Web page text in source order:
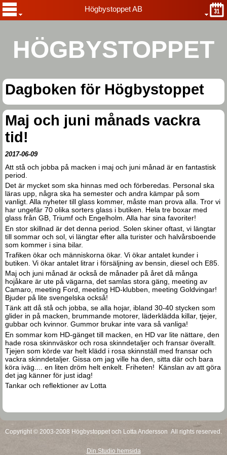
HÖGBYSTOPPET
Högbystoppet AB
Dagboken för Högbystoppet
Maj och juni månads vackra
tid!
2017-06-09
Att stå och jobba på macken i maj och juni månad är en fantastisk
period.
Det är mycket som ska hinnas med och förberedas. Personal ska
läras upp, några ska ha semester och andra kämpar på som
vanligt. Alla nyheter till glass kommer, måste man prova alla. Tror vi
har ungefär 70 olika sorters glass i butiken. Hela tre boxar med
glass från GB, Triumf och Engelholm. Alla har sina favoriter!
En stor skillnad är det denna period. Solen skiner oftast, vi längtar
till sommar och sol, vi längtar efter alla turister och halvårsboende
som kommer i sina bilar.
Trafiken ökar och människorna ökar. Vi ökar antalet kunder i
butiken. Vi ökar antalet litrar i försäljning av bensin, diesel och E85.
Maj och juni månad är också de månader på året då många
hojåkare är ute på vägarna, det samlas stora gäng, meeting av
Camaro, meeting Ford, meeting HD-klubben, meeting Goldvingar!
Bjuder på lite svengelska också!
Tänk att då stå och jobba, se alla hojar, ibland 30-40 stycken som
glider in på macken, brummande motorer, läderklädda killar, tjejer,
gubbar och kvinnor. Gummor brukar inte vara så vanliga!
En sommar kom HD-gänget till macken, en HD var lite nättare, den
hade rosa skinnväskor och rosa skinndetaljer och fransar överallt.
Tjejen som körde var helt klädd i rosa skinnställ med fransar och
vackra skinndetaljer. Gissa om jag ville ha den, sitta där och bara
köra iväg.... en liten dröm helt enkelt. Friheten! Känslan av att göra
det jag känner för just idag!
Tankar och reflektioner av Lotta
Copyright © 2003-2008 Högbystoppet och Lotta Andersson All rights reserved.
Din Studio hemsida